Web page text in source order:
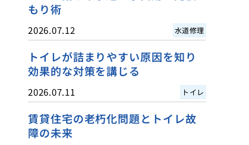
もり術
2026.07.12 水道修理
トイレが詰まりやすい原因を知り
効果的な対策を講じる
2026.07.11 トイレ
賃貸住宅の老朽化問題とトイレ故
障の未来